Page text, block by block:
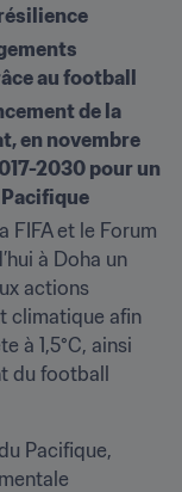
au football
de la
en novembre
2030 pour un
FIFA et le Forum
à Doha un
actions
climatique afin
à 1,5°C, ainsi
du football
Pacifique,